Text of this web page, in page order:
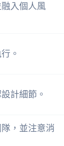
入個人風
。
計細節。
，並注意消